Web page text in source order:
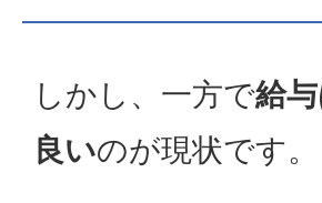
しかし、一方で給
良いのが現状です。